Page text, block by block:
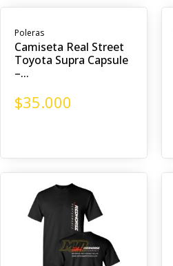
Poleras
Camiseta Real Street
Toyota Supra Capsule
–...
$35.000